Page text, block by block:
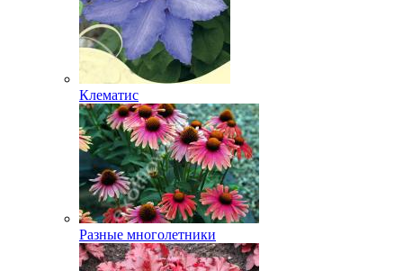
Клематис
Разные многолетники